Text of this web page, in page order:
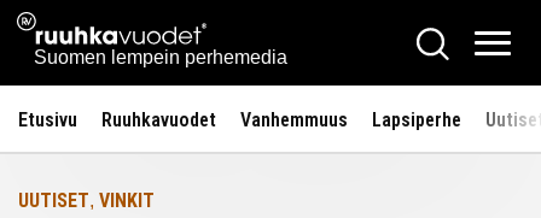
Siirry
sisältöön
Ruuhkavuodet.fi
Suomen lempein perhemedia
Hae
Etusivu Ruuhkavuodet Vanhemmuus Lapsiperhe
Etusivulle
UUTISET, VINKIT